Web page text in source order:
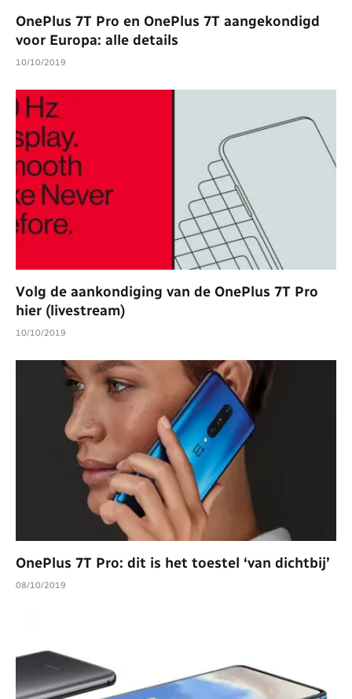
OnePlus 7T Pro en OnePlus 7T aangekondigd
voor Europa: alle details
10/10/2019
Volg de aankondiging van de OnePlus 7T Pro
hier (livestream)
10/10/2019
OnePlus 7T Pro: dit is het toestel ‘van dichtbij’
08/10/2019